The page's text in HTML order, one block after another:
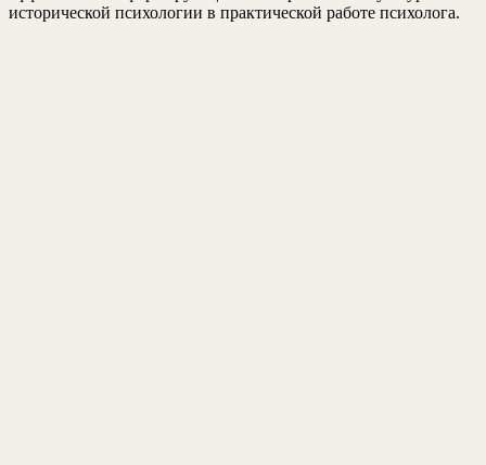
исторической психологии в практической работе психолога.